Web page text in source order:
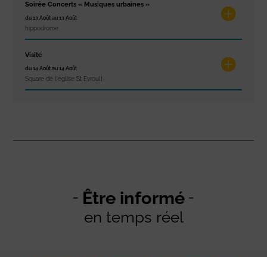
Soirée Concerts « Musiques urbaines »
du 13 Août au 13 Août
hippodrome
Visite
du 14 Août au 14 Août
Square de l'église St Evroult
Être informé
en temps réel